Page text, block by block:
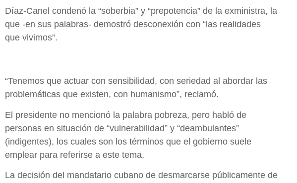
Díaz-Canel condenó la “soberbia” y “prepotencia” de la exministra, la
que -en sus palabras- demostró desconexión con “las realidades
que vivimos”.
“Tenemos que actuar con sensibilidad, con seriedad al abordar las
problemáticas que existen, con humanismo”, reclamó.
El presidente no mencionó la palabra pobreza, pero habló de
personas en situación de “vulnerabilidad” y “deambulantes”
(indigentes), los cuales son los términos que el gobierno suele
emplear para referirse a este tema.
La decisión del mandatario cubano de desmarcarse públicamente de